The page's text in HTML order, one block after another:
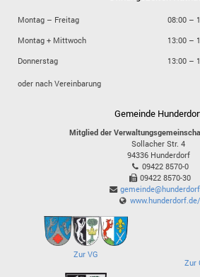
Montag – Freitag
08:00 –
Montag + Mittwoch
13:00 –
Donnerstag
13:00 –
oder nach Vereinbarung
Gemeinde
Mitglied der
Sollacher Str. 4
94336 Hunderdorf
09422 8570-0
09422 8570-30
www.hunderdorf.de/
Zur VG
Zur